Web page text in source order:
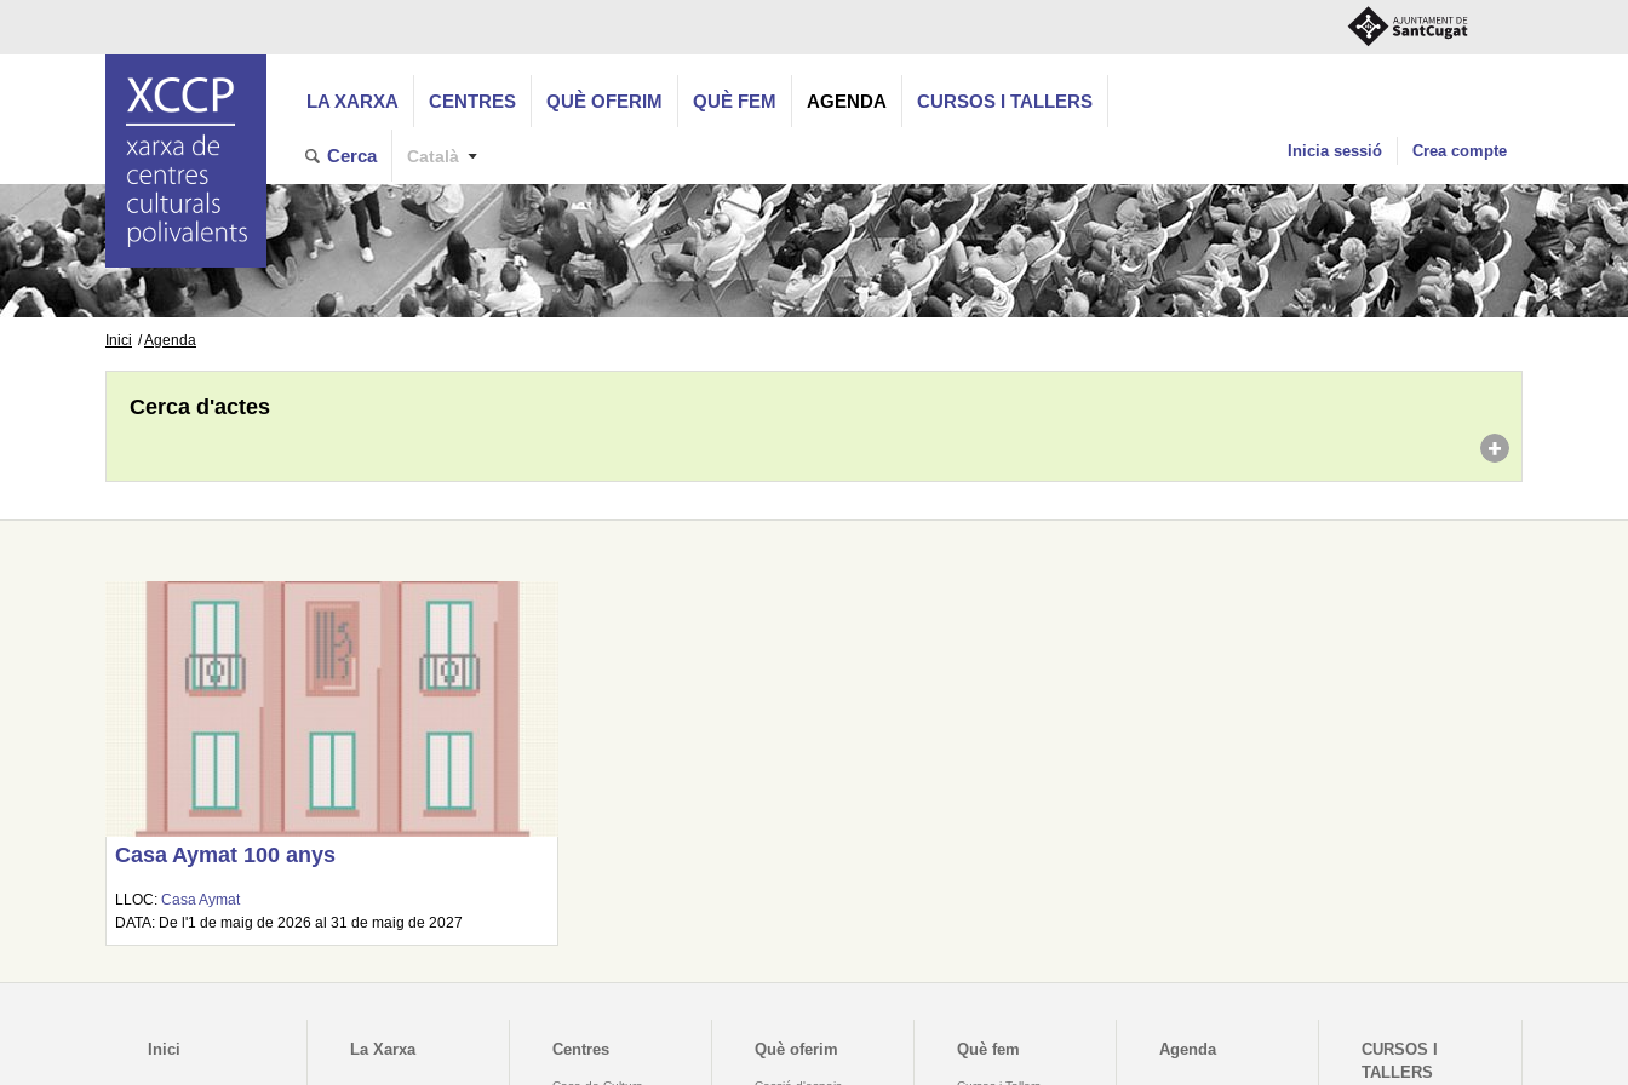
LA XARXA CENTRES QUÈ OFERIM QUÈ FEM AGENDA CURSOS I TALLERS
Cerca Català Inicia sessió Crea compte
Inici Agenda
Cerca d'actes
Casa Aymat 100 anys
LLOC:Casa Aymat
DATA: De l'1 de maig de 2026 al 31 de maig de 2027
Inici La Xarxa Centres Què oferim Què fem Agenda
CURSOS I
TALLERS